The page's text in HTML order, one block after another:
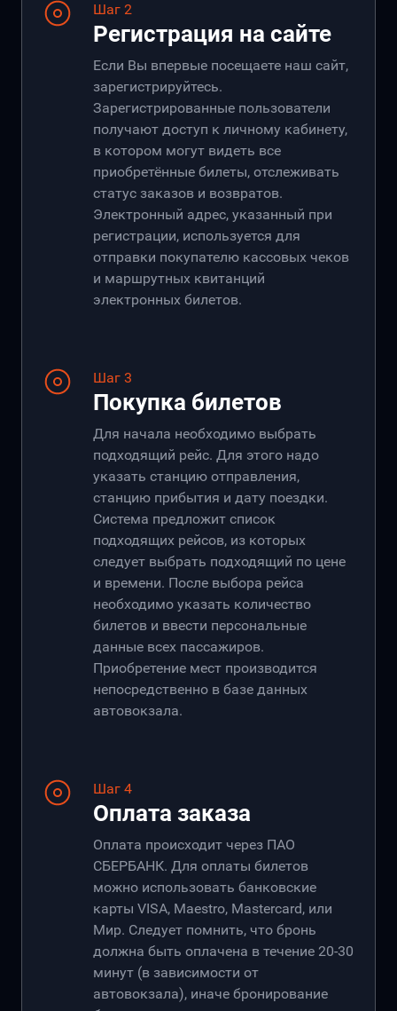
Шаг 2
Регистрация на сайте
Если Вы впервые посещаете наш сайт,
зарегистрируйтесь.
Зарегистрированные пользователи
получают доступ к личному кабинету,
в котором могут видеть все
приобретённые билеты, отслеживать
статус заказов и возвратов.
Электронный адрес, указанный при
регистрации, используется для
отправки покупателю кассовых чеков
и маршрутных квитанций
электронных билетов.
Шаг 3
Покупка билетов
Для начала необходимо выбрать
подходящий рейс. Для этого надо
указать станцию отправления,
станцию прибытия и дату поездки.
Система предложит список
подходящих рейсов, из которых
следует выбрать подходящий по цене
и времени. После выбора рейса
необходимо указать количество
билетов и ввести персональные
данные всех пассажиров.
Приобретение мест производится
непосредственно в базе данных
автовокзала.
Шаг 4
Оплата заказа
Оплата происходит через ПАО
СБЕРБАНК. Для оплаты билетов
можно использовать банковские
карты VISA, Maestro, Mastercard, или
Мир. Следует помнить, что бронь
должна быть оплачена в течение 20-30
минут (в зависимости от
автовокзала), иначе бронирование